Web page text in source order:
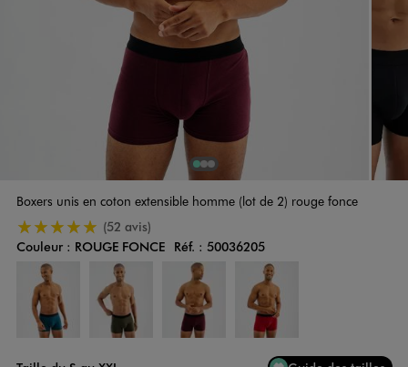
1Sur 3
2Sur 3
3 Sur 3
Boxers unis en coton extensible homme (lot de 2) rouge fonce
5/5 de moyenne(52 avis)
Couleur
Couleur : ROUGE FONCE Réf. : 50036205
Choisissez votre Couleur